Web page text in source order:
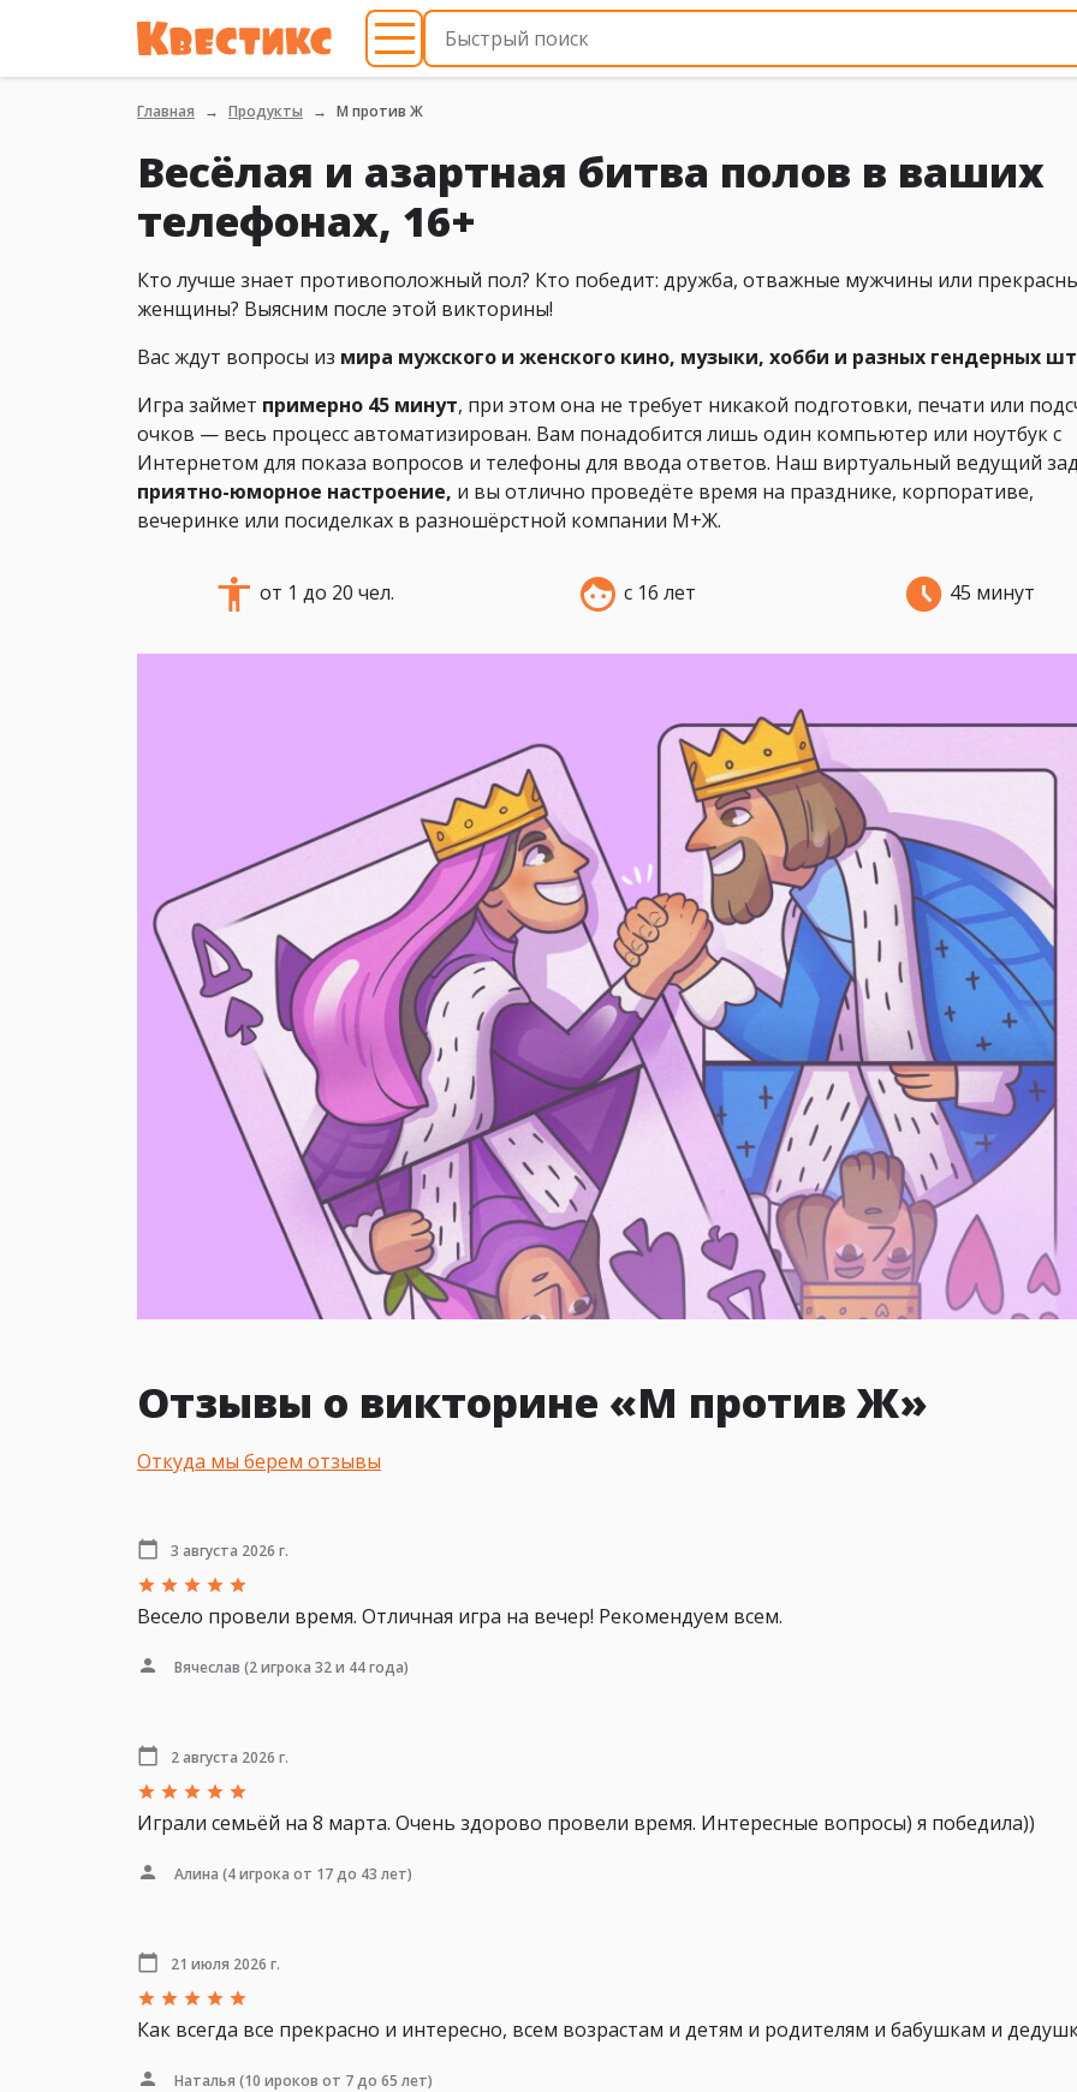
Главная Продукты М против Ж
Весёлая и азартная битва полов в ваших
телефонах, 16+
Кто лучше знает противоположный пол? Кто победит: дружба, отважные мужчины или
женщины? Выясним после этой викторины!
Вас ждут вопросы из мира мужского и женского кино, музыки, хобби и разных гендерных
Игра займет примерно 45 минут, при этом она не требует никакой подготовки, печати или
очков — весь процесс автоматизирован. Вам понадобится лишь один компьютер или ноутбук с
Интернетом для показа вопросов и телефоны для ввода ответов. Наш виртуальный ведущий
приятно-юморное настроение, и вы отлично проведёте время на празднике, корпоративе,
вечеринке или посиделках в разношёрстной компании М+Ж.
от 1 до 20 чел. с 16 лет 45 минут
Отзывы о викторине «М против Ж»
Откуда мы берем отзывы
3 августа 2026 г.
Весело провели время. Отличная игра на вечер! Рекомендуем всем.
Вячеслав (2 игрока 32 и 44 года)
2 августа 2026 г.
Играли семьёй на 8 марта. Очень здорово провели время. Интересные вопросы) я победила))
Алина (4 игрока от 17 до 43 лет)
21 июля 2026 г.
Как всегда все прекрасно и интересно, всем возрастам и детям и родителям и бабушкам и
Наталья (10 ироков от 7 до 65 лет)